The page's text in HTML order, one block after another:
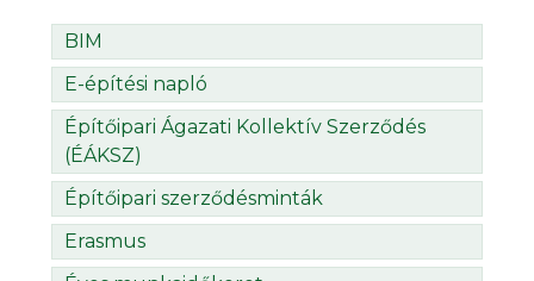
BIM
E-építési napló
Építőipari Ágazati Kollektív Szerződés
(ÉÁKSZ)
Építőipari szerződésminták
Erasmus